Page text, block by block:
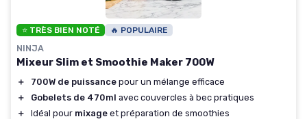
⭐ TRÈS BIEN NOTÉ 🔥 POPULAIRE
NINJA
Mixeur Slim et Smoothie Maker 700W
＋ 700W de puissance pour un mélange efficace
＋
Gobelets de 470ml avec couvercles à bec pratiques
＋
Idéal pour mixage et préparation de smoothies